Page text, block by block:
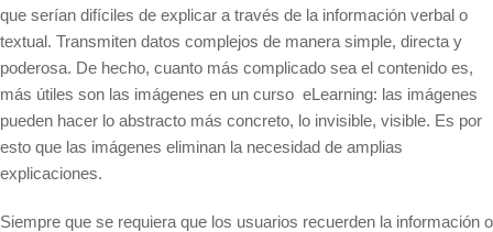
que serían difíciles de explicar a través de la información verbal o
textual. Transmiten datos complejos de manera simple, directa y
poderosa. De hecho, cuanto más complicado sea el contenido es,
más útiles son las imágenes en un curso eLearning: las imágenes
pueden hacer lo abstracto más concreto, lo invisible, visible. Es por
esto que las imágenes eliminan la necesidad de amplias
explicaciones.
Siempre que se requiera que los usuarios recuerden la información o